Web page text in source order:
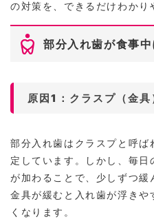
の対策を、できるだけわかり
部分入れ歯が食事
原因1：クラスプ（金
部分入れ歯はクラスプと呼ば
定しています。しかし、毎日
が加わることで、少しずつ緩
金具が緩むと入れ歯が浮きや
くなります。